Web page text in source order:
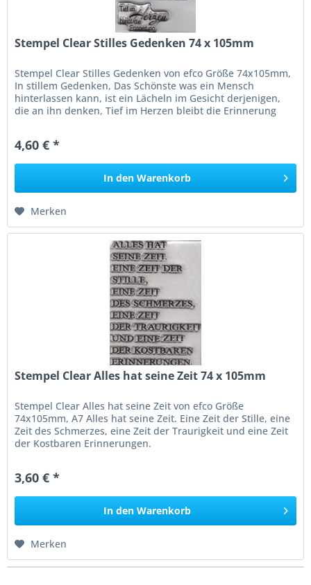
Stempel Clear Stilles Gedenken 74 x 105mm
Stempel Clear Stilles Gedenken von efco Größe 74x105mm,
In stillem Gedenken, Das Schönste was ein Mensch
hinterlassen kann, ist ein Lächeln im Gesicht derjenigen,
die an ihn denken, Tief im Herzen bleibt die Erinnerung
4,60 € *
In den Warenkorb
Merken
Stempel Clear Alles hat seine Zeit 74 x 105mm
Stempel Clear Alles hat seine Zeit von efco Größe
74x105mm, A7 Alles hat seine Zeit. Eine Zeit der Stille, eine
Zeit des Schmerzes, eine Zeit der Traurigkeit und eine Zeit
der Kostbaren Erinnerungen.
3,60 € *
In den Warenkorb
Merken